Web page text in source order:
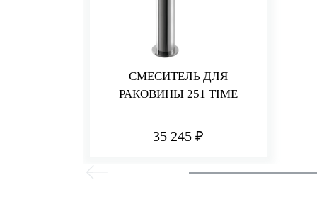
СМЕСИТЕЛЬ ДЛЯ
РАКОВИНЫ 251 TIME
35 245 ₽